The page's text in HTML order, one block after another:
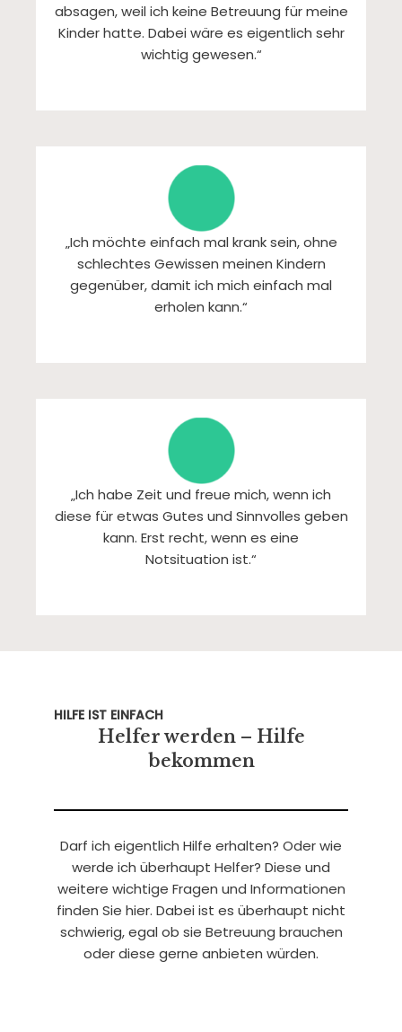
absagen, weil ich keine Betreuung für meine
Kinder hatte. Dabei wäre es eigentlich sehr
wichtig gewesen.“
„Ich möchte einfach mal krank sein, ohne
schlechtes Gewissen meinen Kindern
gegenüber, damit ich mich einfach mal
erholen kann.“
„Ich habe Zeit und freue mich, wenn ich
diese für etwas Gutes und Sinnvolles geben
kann. Erst recht, wenn es eine
Notsituation ist.“
HILFE IST EINFACH
Helfer werden – Hilfe
bekommen
Darf ich eigentlich Hilfe erhalten? Oder wie
werde ich überhaupt Helfer? Diese und
weitere wichtige Fragen und Informationen
finden Sie hier. Dabei ist es überhaupt nicht
schwierig, egal ob sie Betreuung brauchen
oder diese gerne anbieten würden.